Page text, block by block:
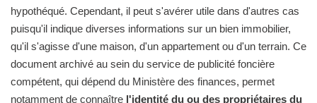
hypothéqué. Cependant, il peut s'avérer utile dans d'autres cas
puisqu'il indique diverses informations sur un bien immobilier,
qu'il s'agisse d'une maison, d'un appartement ou d'un terrain. Ce
document archivé au sein du service de publicité foncière
compétent, qui dépend du Ministère des finances, permet
notamment de connaître l'identité du ou des propriétaires du